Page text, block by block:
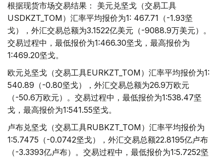
根据现货市场交易结果： 美元兑坚戈（交易工具
USDKZT_TOM）汇率平均报价为1: 467.71（-1.93坚
戈），外汇交易总额为3.1522亿美元（-9088.9万美元）。
交易过程中，最低报价为1:466.30坚戈，最高报价为
1:469.20坚戈。
欧元兑坚戈（交易工具EURKZT_TOM）汇率平均报价为1:
540.89（-0.80坚戈），外汇交易总额为26.9万欧元
（-50.6万欧元）。交易过程中，最低报价为1:538.47坚
戈，最高报价为1:541.55坚戈。
卢布兑坚戈（交易工具RUBKZT_TOM）汇率平均报价为
1:5.7475（-0.0742坚戈），外汇交易总额22.8195亿卢布
（-3.3393亿卢布）。交易过程中，最低报价为1:5.7252坚